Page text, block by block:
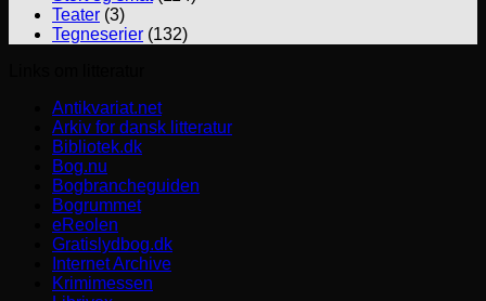
Teater (3)
Tegneserier (132)
Antikvariat.net
Arkiv for dansk litteratur
Bibliotek.dk
Bog.nu
Bogbrancheguiden
Bogrummet
eReolen
Gratislydbog.dk
Internet Archive
Krimimessen